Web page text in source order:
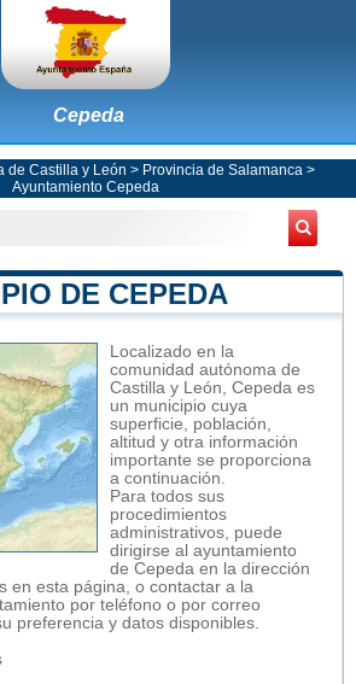
Cepeda
de Castilla y León > Provincia de Salamanca >
Ayuntamiento Cepeda
DE CEPEDA
Localizado en la
comunidad autónoma de
Castilla y León, Cepeda es
un municipio cuya
superficie, población,
altitud y otra información
importante se proporciona
a continuación.
Para todos sus
procedimientos
administrativos, puede
dirigirse al ayuntamiento
de Cepeda en la dirección
en esta página, o contactar a la
por teléfono o por correo
preferencia y datos disponibles.